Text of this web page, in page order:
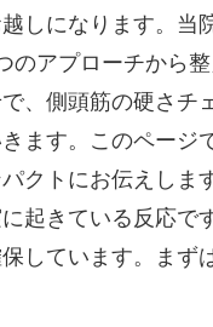
しになります。
のアプローチから
、側頭筋の硬さ
ます。このペー
クトにお伝えし
起きている反応で
しています。まず